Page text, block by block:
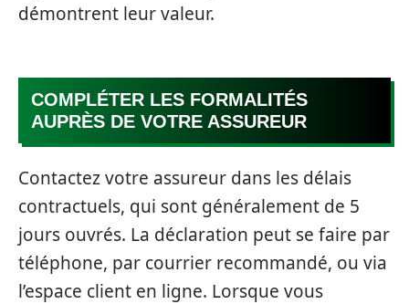
démontrent leur valeur.
COMPLÉTER LES FORMALITÉS
AUPRÈS DE VOTRE ASSUREUR
Contactez votre assureur dans les délais
contractuels, qui sont généralement de 5
jours ouvrés. La déclaration peut se faire par
téléphone, par courrier recommandé, ou via
l’espace client en ligne. Lorsque vous